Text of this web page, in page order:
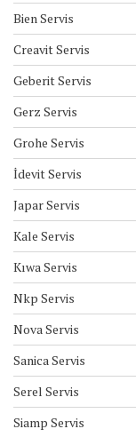
Bien Servis
Creavit Servis
Geberit Servis
Gerz Servis
Grohe Servis
İdevit Servis
Japar Servis
Kale Servis
Kıwa Servis
Nkp Servis
Nova Servis
Sanica Servis
Serel Servis
Siamp Servis